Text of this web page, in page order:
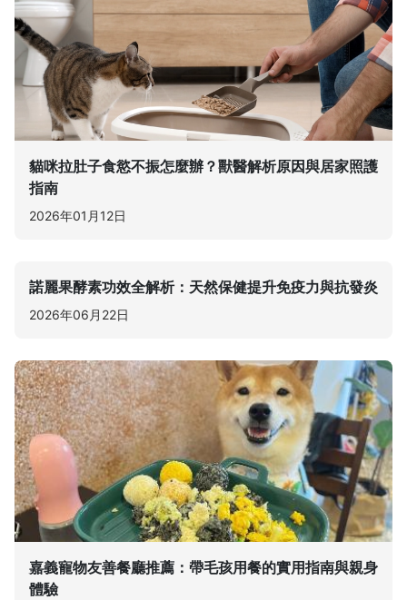
貓咪拉肚子食慾不振怎麼辦？獸醫解析原因與居家照護
指南
2026年01月12日
諾麗果酵素功效全解析：天然保健提升免疫力與抗發炎
2026年06月22日
嘉義寵物友善餐廳推薦：帶毛孩用餐的實用指南與親身
體驗